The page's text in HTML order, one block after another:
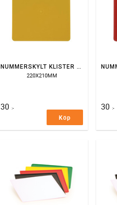
NUMMERSKYLT KLISTER GUL
220X210MM
30 :-
Köp
30 :-